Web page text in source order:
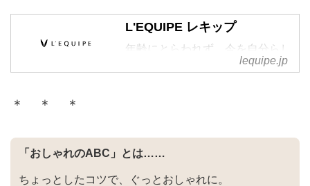
L'EQUIPE レキップ
年齢にとらわれず、今を自分らし
く生きる女性達のクローゼットを
lequipe.jp
＊ ＊ ＊
「おしゃれのABC」とは……
ちょっとしたコツで、ぐっとおしゃれに。